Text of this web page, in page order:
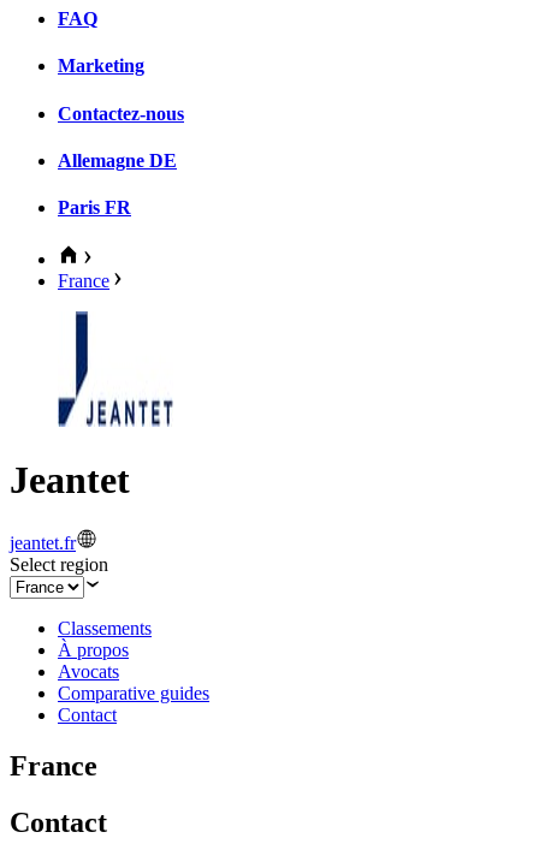
FAQ
Marketing
Contactez-nous
Allemagne DE
Paris FR
France
Jeantet
jeantet.fr
Select region
Classements
À propos
Avocats
Comparative guides
Contact
France
Contact